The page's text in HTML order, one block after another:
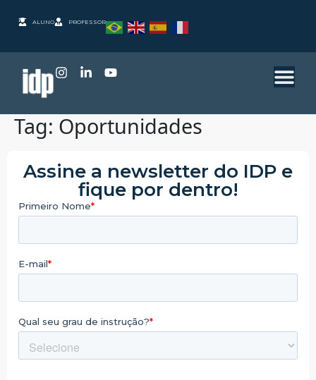
ALUNO PROFESSOR
Tag: Oportunidades
Assine a newsletter do IDP e
fique por dentro!